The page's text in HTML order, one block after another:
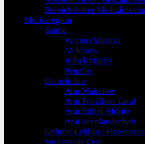
Bereichsleiter
Müritzregion
Städte
Waren (Müritz)
Malchow
Röbel/Müritz
Penzlin
Gemeinden
Amt Malchow
Amt Penzliner Land
Amt Röbel-Müritz
Amt Seenlandschaft
Göhren-Lebbin / Fleesensee
Vergessene Orte